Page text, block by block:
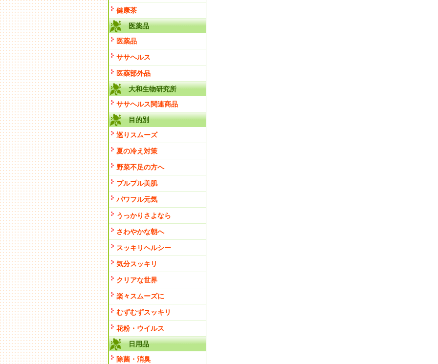
健康茶
医薬品
医薬品
ササヘルス
医薬部外品
大和生物研究所
ササヘルス関連商品
目的別
巡りスムーズ
夏の冷え対策
野菜不足の方へ
プルプル美肌
パワフル元気
うっかりさよなら
さわやかな朝へ
スッキリヘルシー
気分スッキリ
クリアな世界
楽々スムーズに
むずむずスッキリ
花粉・ウイルス
日用品
除菌・消臭